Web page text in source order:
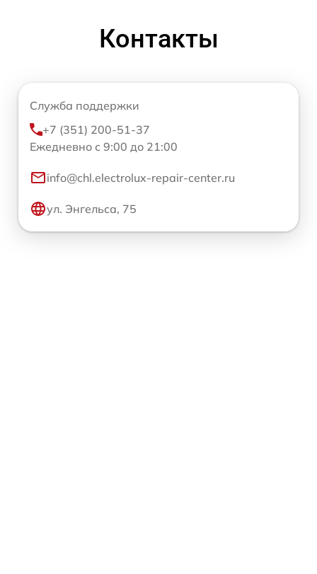
Контакты
Служба поддержки
+7 (351) 200-51-37
Ежедневно с 9:00 до 21:00
info@chl.electrolux-repair-center.ru
ул. Энгельса, 75